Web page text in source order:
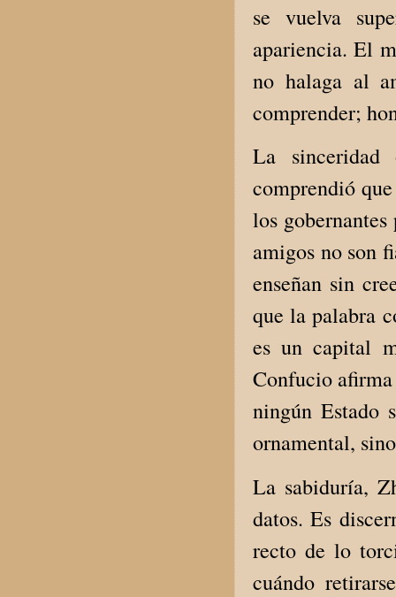
se vuelva
apariencia. El
no halaga al
comprender;
La sinceridad
comprendió
los
amigos no son
enseñan sin
que la palabra
es un capital
Confucio afirma
ningún Estado
ornamental,
La sabiduría,
datos. Es
recto de lo
cuándo